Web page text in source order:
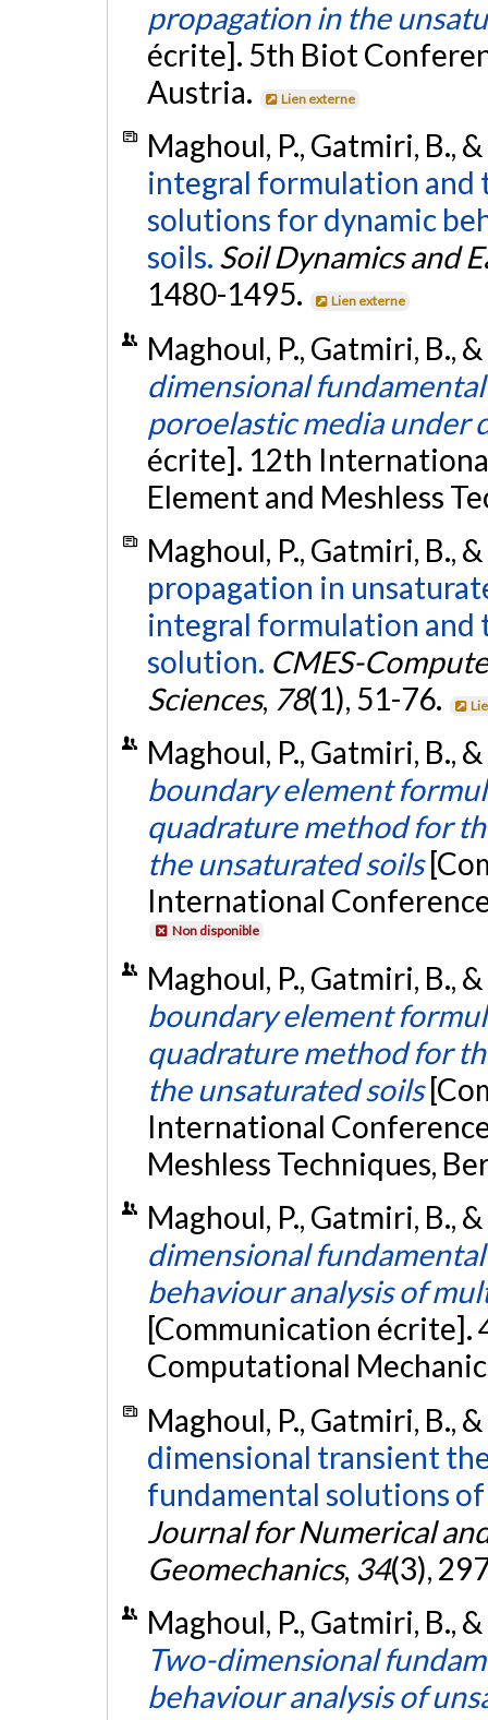
propagation in the
écrite]. 5th Biot
Austria.
Lien externe
Maghoul, P., Gatmiri, B.,
integral formulation
solutions for dynamic
soils. Soil Dynamics and
1480-1495.
Lien externe
Maghoul, P., Gatmiri, B.,
dimensional
poroelastic media under
écrite]. 12th
Element and Meshless
Maghoul, P., Gatmiri, B.,
propagation in
integral formulation and
solution. CMES-
Sciences, 78(1), 51-76.
Maghoul, P., Gatmiri, B.,
boundary element
quadrature method for
the unsaturated soils
International
Non disponible
Maghoul, P., Gatmiri, B.,
boundary element
quadrature method for
the unsaturated soils
International
Meshless Techniques,
Maghoul, P., Gatmiri, B.,
dimensional
behaviour analysis of
[Communication écrite].
Computational
Maghoul, P., Gatmiri, B.,
dimensional transient
fundamental solutions
Journal for Numerical
Geomechanics, 34(3),
Maghoul, P., Gatmiri, B.,
Two-dimensional
behaviour analysis of